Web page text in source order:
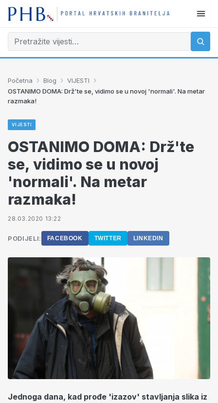
Početna › Blog › VIJESTI ›
OSTANIMO DOMA: Drž'te se, vidimo se u novoj 'normali'. Na metar
razmaka!
VIJESTI
OSTANIMO DOMA: Drž'te
se, vidimo se u novoj
'normali'. Na metar
razmaka!
28.03.2020 13:22
PODIJELI: FACEBOOK TWITTER LINKEDIN
Jednoga dana, kad prođe 'izazov' stavljanja slika iz